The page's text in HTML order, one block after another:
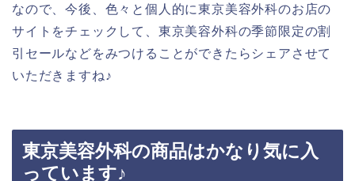
なので、今後、色々と個人的に東京美容外科のお店の
サイトをチェックして、東京美容外科の季節限定の割
引セールなどをみつけることができたらシェアさせて
いただきますね♪
東京美容外科の商品はかなり気に入
っています♪